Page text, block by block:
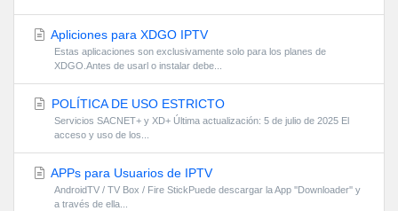
Apliciones para XDGO IPTV
Estas aplicaciones son exclusivamente solo para los planes de
XDGO.Antes de usarl o instalar debe...
POLÍTICA DE USO ESTRICTO
Servicios SACNET+ y XD+ Última actualización: 5 de julio de 2025 El
acceso y uso de los...
APPs para Usuarios de IPTV
AndroidTV / TV Box / Fire StickPuede descargar la App ''Downloader'' y
a través de ella...